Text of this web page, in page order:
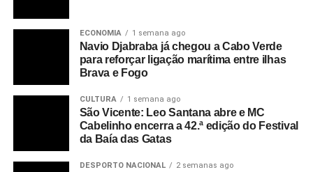
São Nicolau: Retomadas obras de requalificação
da Capela de Estância de Brás
São Nicolau: Comissão política do MpD na
de pensão social no concelho
ECONOMIA 1 semana ago
Navio Djabraba já chegou a Cabo Verde
para reforçar ligação marítima entre ilhas
Brava e Fogo
CULTURA 1 semana ago
São Vicente: Leo Santana abre e MC
Cabelinho encerra a 42.ª edição do Festival
da Baía das Gatas
DESPORTO NACIONAL 2 semanas ago